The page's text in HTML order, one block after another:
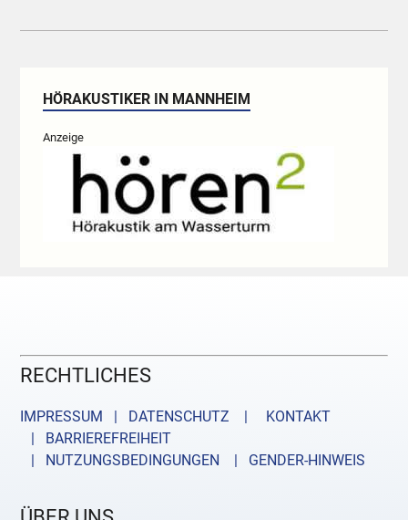
HÖRAKUSTIKER IN MANNHEIM
Anzeige
RECHTLICHES
IMPRESSUM | DATENSCHUTZ |
KONTAKT
| BARRIEREFREIHEIT
| NUTZUNGSBEDINGUNGEN
| GENDER-HINWEIS